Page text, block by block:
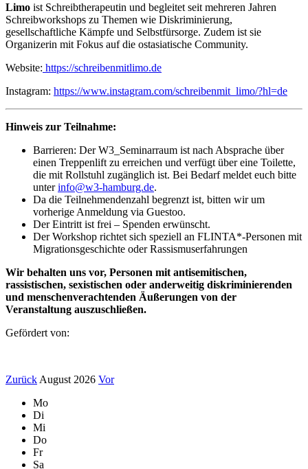
Limo ist Schreibtherapeutin und begleitet seit mehreren Jahren
Schreibworkshops zu Themen wie Diskriminierung,
gesellschaftliche Kämpfe und Selbstfürsorge. Zudem ist sie
Organizerin mit Fokus auf die ostasiatische Community.
Website: https://schreibenmitlimo.de
Instagram: https://www.instagram.com/schreibenmit_limo/?hl=de
Hinweis zur Teilnahme:
Barrieren: Der W3_Seminarraum ist nach Absprache über
einen Treppenlift zu erreichen und verfügt über eine Toilette,
die mit Rollstuhl zugänglich ist. Bei Bedarf meldet euch bitte
unterinfo@w3-hamburg.de.
Da die Teilnehmendenzahl begrenzt ist, bitten wir um
vorherige Anmeldung via Guestoo.
Der Eintritt ist frei – Spenden erwünscht.
Der Workshop richtet sich speziell an FLINTA*-Personen mit
Migrationsgeschichte oder Rassismuserfahrungen
Wir behalten uns vor, Personen mit antisemitischen,
rassistischen, sexistischen oder anderweitig diskriminierenden
und menschenverachtenden Äußerungen von der
Veranstaltung auszuschließen.
Gefördert von:
Zurück August 2026 Vor
Mo
Di
Mi
Do
Fr
Sa